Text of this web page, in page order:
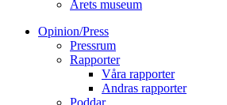
Årets museum
Opinion/Press
Pressrum
Rapporter
Våra rapporter
Andras rapporter
Poddar